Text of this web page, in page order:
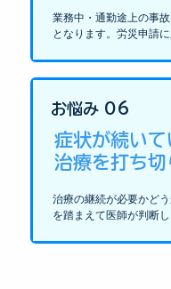
業務中・通勤途上の事
となります。労災申請
院時にご状況をお聞か
お悩み 06
症状が続いて
治療を打ち切
治療の継続が必要かど
を踏まえて医師が判断
と診察を続けます。